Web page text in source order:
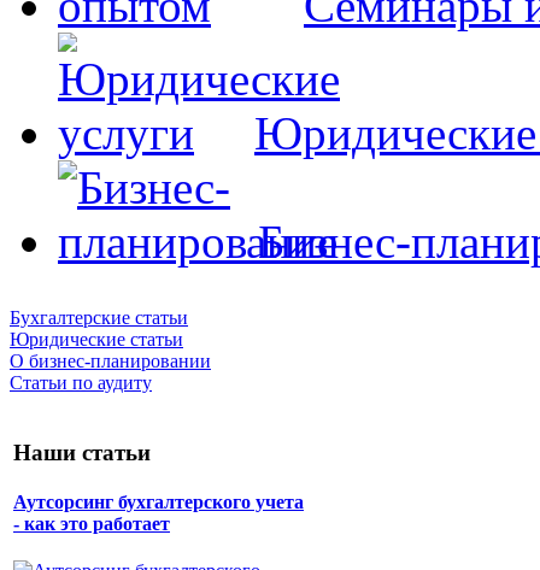
Юридические
Бизнес-
Бухгалтерские статьи
Юридические статьи
О бизнес-планировании
Статьи по аудиту
Наши статьи
Аутсорсинг бухгалтерского учета
- как это работает